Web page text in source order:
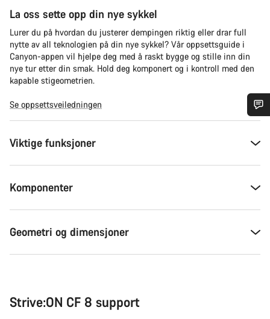
La oss sette opp din nye sykkel
Lurer du på hvordan du justerer dempingen riktig eller drar full
nytte av all teknologien på din nye sykkel? Vår oppsettsguide i
Canyon-appen vil hjelpe deg med å raskt bygge og stille inn din
nye tur etter din smak. Hold deg komponert og i kontroll med den
kapable stigeometrien.
Se oppsettsveiledningen
Viktige funksjoner
Komponenter
Geometri og dimensjoner
Strive:ON CF 8 support
Begynn chat